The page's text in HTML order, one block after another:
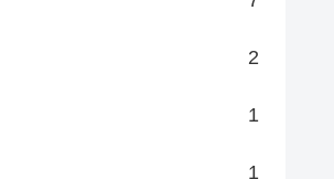
2
1
1